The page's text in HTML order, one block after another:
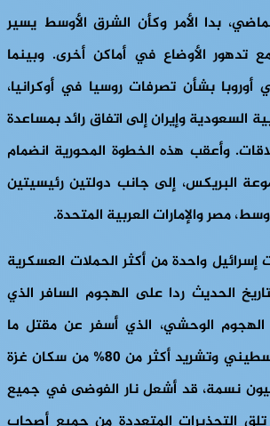
بدا الأمر وكأن الشرق الأوسط يسير
الأوضاع في أماكن أخرى. وبينما
بشأن تصرفات روسيا في أوكرانيا،
السعودية وإيران إلى اتفاق رائد بمساعدة
وأعقب هذه الخطوة المحورية انضمام
البريكس، إلى جانب دولتين رئيسيتين
مصر والإمارات العربية المتحدة.
واحدة من أكثر الحملات العسكرية
الحديث ردا على الهجوم السافر الذي
الوحشي، الذي أسفر عن مقتل ما
يقرب من 25 ألف فلسطيني وتشريد أكثر من 80% من سكان غزة
عددهم 2.3 مليون نسمة، قد أشعل نار الفوضى في جميع